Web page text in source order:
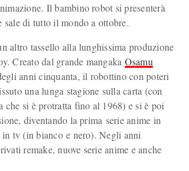
Il bambino robot si presenterà
sale di tutto il mondo a ottobre.
altro tassello alla lunghissima produzione
Creato dal grande mangaka Osamu
anni cinquanta, il robottino con poteri
una lunga stagione sulla carta (con
che si è protratta fino al 1968) e si è poi
diventando la prima serie anime in
in tv (in bianco e nero). Negli anni
remake, nuove serie anime e anche